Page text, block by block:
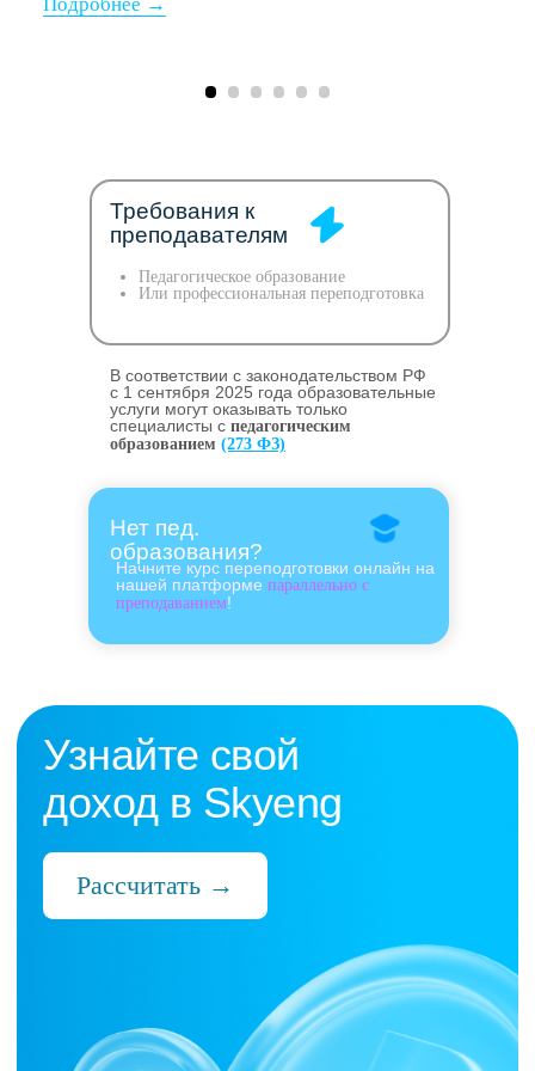
Педагогическое образование
Или профессиональная переподготовка
В соответствии с законодательством РФ
c 1 сентября 2025 года образовательные
услуги могут оказывать только
специалисты с педагогическим
образованием (273 ФЗ)
Начните курс переподготовки онлайн на
нашей платформе параллельно с
преподаванием!
Требования к
преподавателям
Нет пед.
образования?
Нас выбрали 10 000+
которые ценят:
Время
Готовые планы и материалы, онлайн-
платформа с автопроверкой заданий,
поддержка 24/7 и никакой бюрократии
Деньги
без штрафов и переработок, скрытых
условий и неприятных сюрпризов
Уважение к преподавателю и его